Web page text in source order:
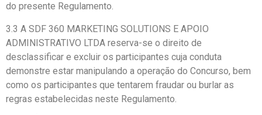
do presente Regulamento.
3.3 A SDF 360 MARKETING SOLUTIONS E APOIO
ADMINISTRATIVO LTDA reserva-se o direito de
desclassificar e excluir os participantes cuja conduta
demonstre estar manipulando a operação do Concurso, bem
como os participantes que tentarem fraudar ou burlar as
regras estabelecidas neste Regulamento.